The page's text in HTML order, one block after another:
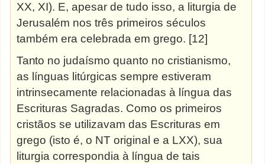
XX, XI). E, apesar de tudo isso, a liturgia de
Jerusalém nos três primeiros séculos
também era celebrada em grego. [12]
Tanto no judaísmo quanto no cristianismo,
as línguas litúrgicas sempre estiveram
intrinsecamente relacionadas à língua das
Escrituras Sagradas. Como os primeiros
cristãos se utilizavam das Escrituras em
grego (isto é, o NT original e a LXX), sua
liturgia correspondia à língua de tais